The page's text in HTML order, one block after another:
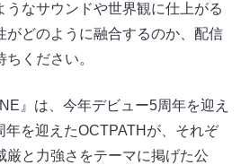
うなサウンドや世界観に仕上がる
がどのように融合するのか、配信
ください。
』は、今年デビュー5周年を迎え
年を迎えたOCTPATHが、それぞ
厳と力強さをテーマに掲げた公